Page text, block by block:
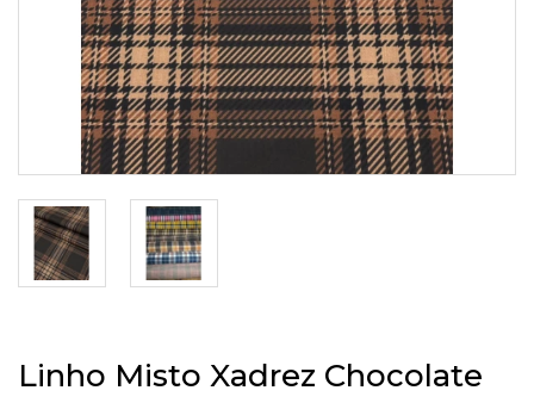
Linho Misto Xadrez Chocolate